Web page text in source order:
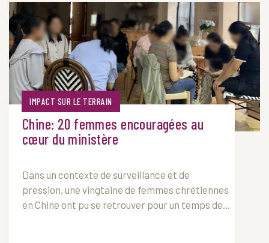
IMPACT SUR LE TERRAIN
Chine: 20 femmes encouragées au
cœur du ministère
Dans un contexte de surveillance et de
pression, une vingtaine de femmes chrétiennes
en Chine ont pu se retrouver pour un temps de...